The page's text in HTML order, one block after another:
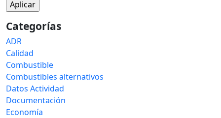
Categorías
ADR
Calidad
Combustible
Combustibles alternativos
Datos Actividad
Documentación
Economía